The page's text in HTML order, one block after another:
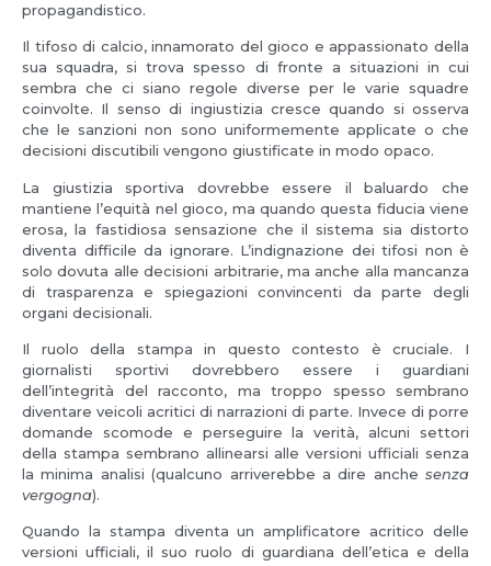
propagandistico.
Il tifoso di calcio, innamorato del gioco e appassionato della
sua squadra, si trova spesso di fronte a situazioni in cui
sembra che ci siano regole diverse per le varie squadre
coinvolte. Il senso di ingiustizia cresce quando si osserva
che le sanzioni non sono uniformemente applicate o che
decisioni discutibili vengono giustificate in modo opaco.
La giustizia sportiva dovrebbe essere il baluardo che
mantiene l’equità nel gioco, ma quando questa fiducia viene
erosa, la fastidiosa sensazione che il sistema sia distorto
diventa difficile da ignorare. L’indignazione dei tifosi non è
solo dovuta alle decisioni arbitrarie, ma anche alla mancanza
di trasparenza e spiegazioni convincenti da parte degli
organi decisionali.
Il ruolo della stampa in questo contesto è cruciale. I
giornalisti sportivi dovrebbero essere i guardiani
dell’integrità del racconto, ma troppo spesso sembrano
diventare veicoli acritici di narrazioni di parte. Invece di porre
domande scomode e perseguire la verità, alcuni settori
della stampa sembrano allinearsi alle versioni ufficiali senza
la minima analisi (qualcuno arriverebbe a dire anche senza
vergogna).
Quando la stampa diventa un amplificatore acritico delle
versioni ufficiali, il suo ruolo di guardiana dell’etica e della